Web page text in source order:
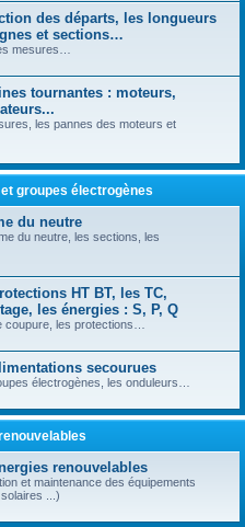
des départs, les longueurs
et sections…
mesures…
tournantes : moteurs,
les pannes des moteurs et
groupes électrogènes
du neutre
du neutre, les sections, les
HT BT, les TC,
les énergies : S, P, Q
coupure, les protections…
secourues
électrogènes, les onduleurs…
renouvelables
et maintenance des équipements
...)